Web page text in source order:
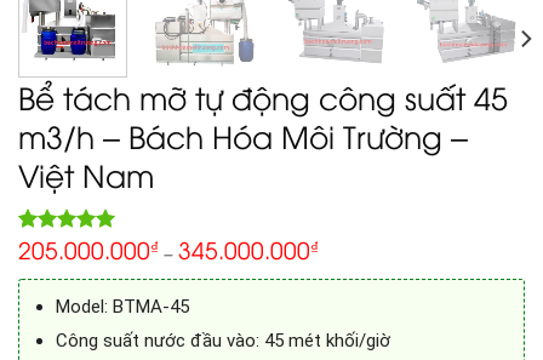
Bể tách mỡ tự động công suất 45
m3/h – Bách Hóa Môi Trường –
Việt Nam
Rated5.00
out of 5
based on
1
customer
rating
205.000.000₫ – 345.000.000₫
Model: BTMA-45
Công suất nước đầu vào: 45 mét khối/giờ